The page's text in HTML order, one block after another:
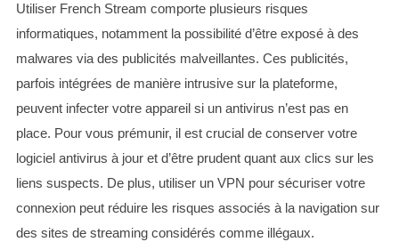
Utiliser French Stream comporte plusieurs risques
informatiques, notamment la possibilité d’être exposé à des
malwares via des publicités malveillantes. Ces publicités,
parfois intégrées de manière intrusive sur la plateforme,
peuvent infecter votre appareil si un antivirus n’est pas en
place. Pour vous prémunir, il est crucial de conserver votre
logiciel antivirus à jour et d’être prudent quant aux clics sur les
liens suspects. De plus, utiliser un VPN pour sécuriser votre
connexion peut réduire les risques associés à la navigation sur
des sites de streaming considérés comme illégaux.